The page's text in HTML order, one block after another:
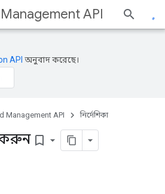
API
API অনুবাদ করেছে।
Management API নির্দেশিকা
করুন bookmark_border